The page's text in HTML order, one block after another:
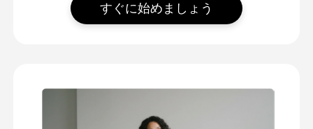
すぐに始めましょう